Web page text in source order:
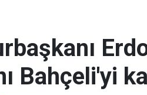
Bahçeli'yi